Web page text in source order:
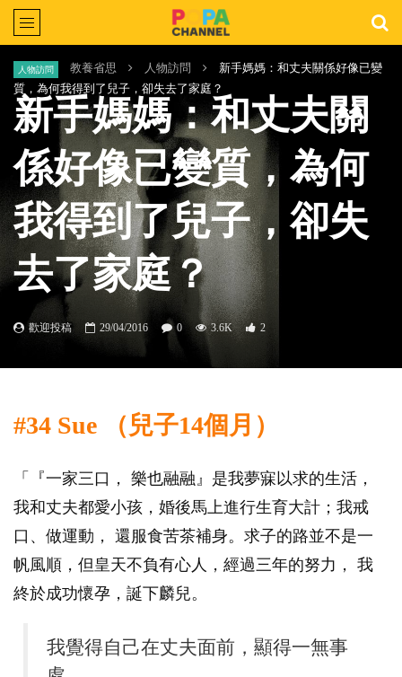
Home 教養省思 人物訪問
新手媽媽：和丈夫關係好像已變
質，為何我得到了兒子，卻失去了家庭？
人物訪問
新手媽媽：和丈夫關
係好像已變質，為何
我得到了兒子，卻失
去了家庭？
歡迎投稿 29/04/2016 0 3.6K 2
#34 Sue （兒子14個月）
「『一家三口， 樂也融融』是我夢寐以求的生活，
我和丈夫都愛小孩，婚後馬上進行生育大計；我戒
口、做運動， 還服食苦茶補身。求子的路並不是一
帆風順，但皇天不負有心人，經過三年的努力， 我
終於成功懷孕，誕下麟兒。
我覺得自己在丈夫面前，顯得一無事